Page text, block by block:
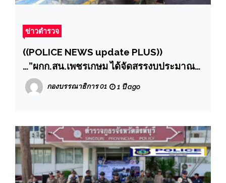
ข่าวตำรวจ
((POLICE NEWS update PLUS))
…”ผกก.สน.เพชรเกษม ได้จัดสรรงบประมาณ
จัดซื้ออะไหล่รถจักรยานยนต์ พร้อมซ่อมบำรุง
เปลี่ยนถ่ายน้ำมันเครื่อง ล้อยาง รถ
กองบรรณาธิการ 01 1 ปี ago